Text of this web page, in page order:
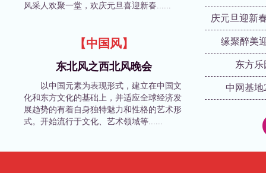
风采人欢聚一堂，欢庆元旦喜迎新春......
【中国风】
东北风之西北风晚会
以中国元素为表现形式，建立在中国文
化和东方文化的基础上，并适应全球经济发
展趋势的有着自身独特魅力和性格的艺术形
式。开始流行于文化、艺术领域等......
缘聚醉美
东方
中网基地
四海